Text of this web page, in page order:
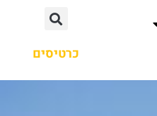
כרטיסים